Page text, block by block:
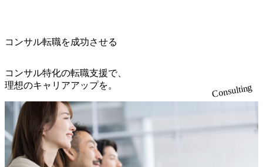
力)
一無二のコンサルティングファーム【株式会社ノースサン
ド 執行役員新山氏、庄司氏インタビュー】 (https://my-vision.
5年に設立され、前年比205%の売上成長を遂げるなど、急
速な成長を遂げている。 ​ 新規事業立案から業務改革、IT戦
略立案、IT導入までをワンストップで提供するコンサルテ
ィングファームである。 ​- 2025年1月時点で従業員数1,209名
を擁し、事業拡大を続けている。 #### 企業魅力 「人」にフ
ォーカスを当てたコンサルティング会社として、社員の人
間力を強みとしたサービスを提供している。 ​- - 2018年から
6年連続で「働きがいのある会社ベストカンパニー」に選出
コンサル転職を成功させる
コンサル特化の転職支援で、
理想のキャリアアップを。
Consulting